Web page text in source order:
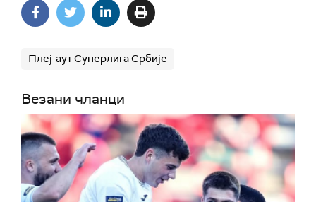
Плеј-аут Суперлига Србије
Везани чланци